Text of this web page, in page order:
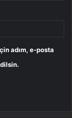
adım, e-posta